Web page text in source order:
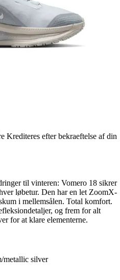
Krediteres efter bekraeftelse af din
til vinteren: Vomero 18 sikrer
løbetur. Den har en let ZoomX-
i mellemsålen. Total komfort.
og frem for alt
for at klare elementerne.
metallic silver